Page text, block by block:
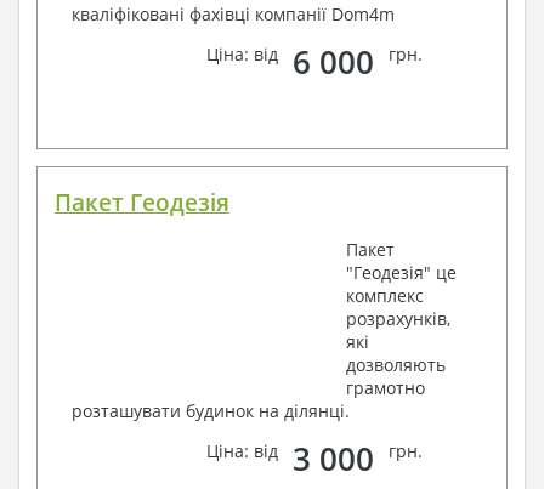
кваліфіковані фахівці компанії Dom4m
Ціна: від
6 000 грн.
Пакет Геодезія
Пакет
"Геодезія" це
комплекс
розрахунків,
які
дозволяють
грамотно
розташувати будинок на ділянці.
Ціна: від
3 000 грн.